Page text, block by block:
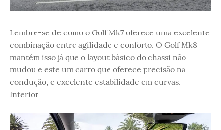
Lembre-se de como o Golf Mk7 oferece uma excelente
combinação entre agilidade e conforto. O Golf Mk8
mantém isso já que o layout básico do chassi não
mudou e este um carro que oferece precisão na
condução, e excelente estabilidade em curvas.
Interior